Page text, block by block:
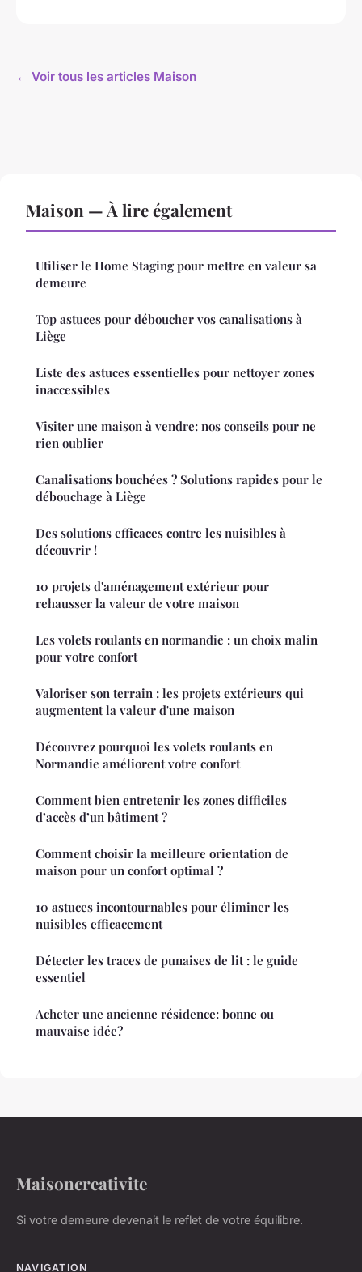
← Voir tous les articles Maison
Maison — À lire également
Utiliser le Home Staging pour mettre en valeur sa
demeure
Top astuces pour déboucher vos canalisations à
Liège
Liste des astuces essentielles pour nettoyer zones
inaccessibles
Visiter une maison à vendre: nos conseils pour ne
rien oublier
Canalisations bouchées ? Solutions rapides pour le
débouchage à Liège
Des solutions efficaces contre les nuisibles à
découvrir !
10 projets d'aménagement extérieur pour
rehausser la valeur de votre maison
Les volets roulants en normandie : un choix malin
pour votre confort
Valoriser son terrain : les projets extérieurs qui
augmentent la valeur d'une maison
Découvrez pourquoi les volets roulants en
Normandie améliorent votre confort
Comment bien entretenir les zones difficiles
d’accès d’un bâtiment ?
Comment choisir la meilleure orientation de
maison pour un confort optimal ?
10 astuces incontournables pour éliminer les
nuisibles efficacement
Détecter les traces de punaises de lit : le guide
essentiel
Acheter une ancienne résidence: bonne ou
mauvaise idée?
Maisoncreativite
Si votre demeure devenait le reflet de votre équilibre.
NAVIGATION